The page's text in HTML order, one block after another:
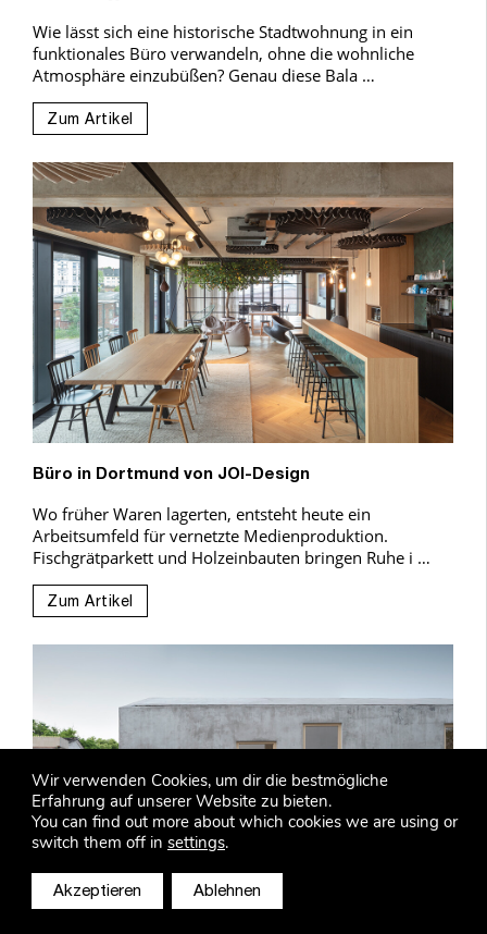
Wie lässt sich eine historische Stadtwohnung in ein
funktionales Büro verwandeln, ohne die wohnliche
Atmosphäre einzubüßen? Genau diese Bala …
Zum Artikel
Büro in Dortmund von JOI-Design
Wo früher Waren lagerten, entsteht heute ein
Arbeitsumfeld für vernetzte Medienproduktion.
Fischgrätparkett und Holzeinbauten bringen Ruhe i …
Zum Artikel
Wir verwenden Cookies, um dir die bestmögliche
Erfahrung auf unserer Website zu bieten.
You can find out more about which cookies we are using or
switch them off in settings.
Akzeptieren Ablehnen